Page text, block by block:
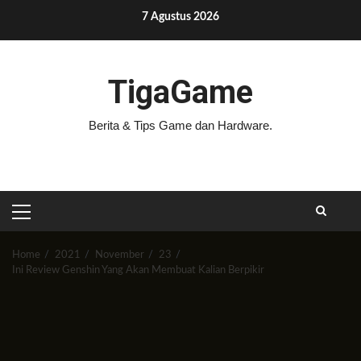
content
7 Agustus 2026
TigaGame
Berita & Tips Game dan Hardware.
PRIMARY
MENU
Home 2021 November
23
Ini Review Genshin Yang Akan Membuat Kalian Berpikir